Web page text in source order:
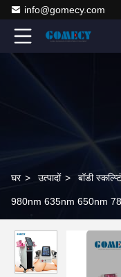
info@gomecy.com
घर > उत्पादों > बॉडी
980nm 635nm 650nm